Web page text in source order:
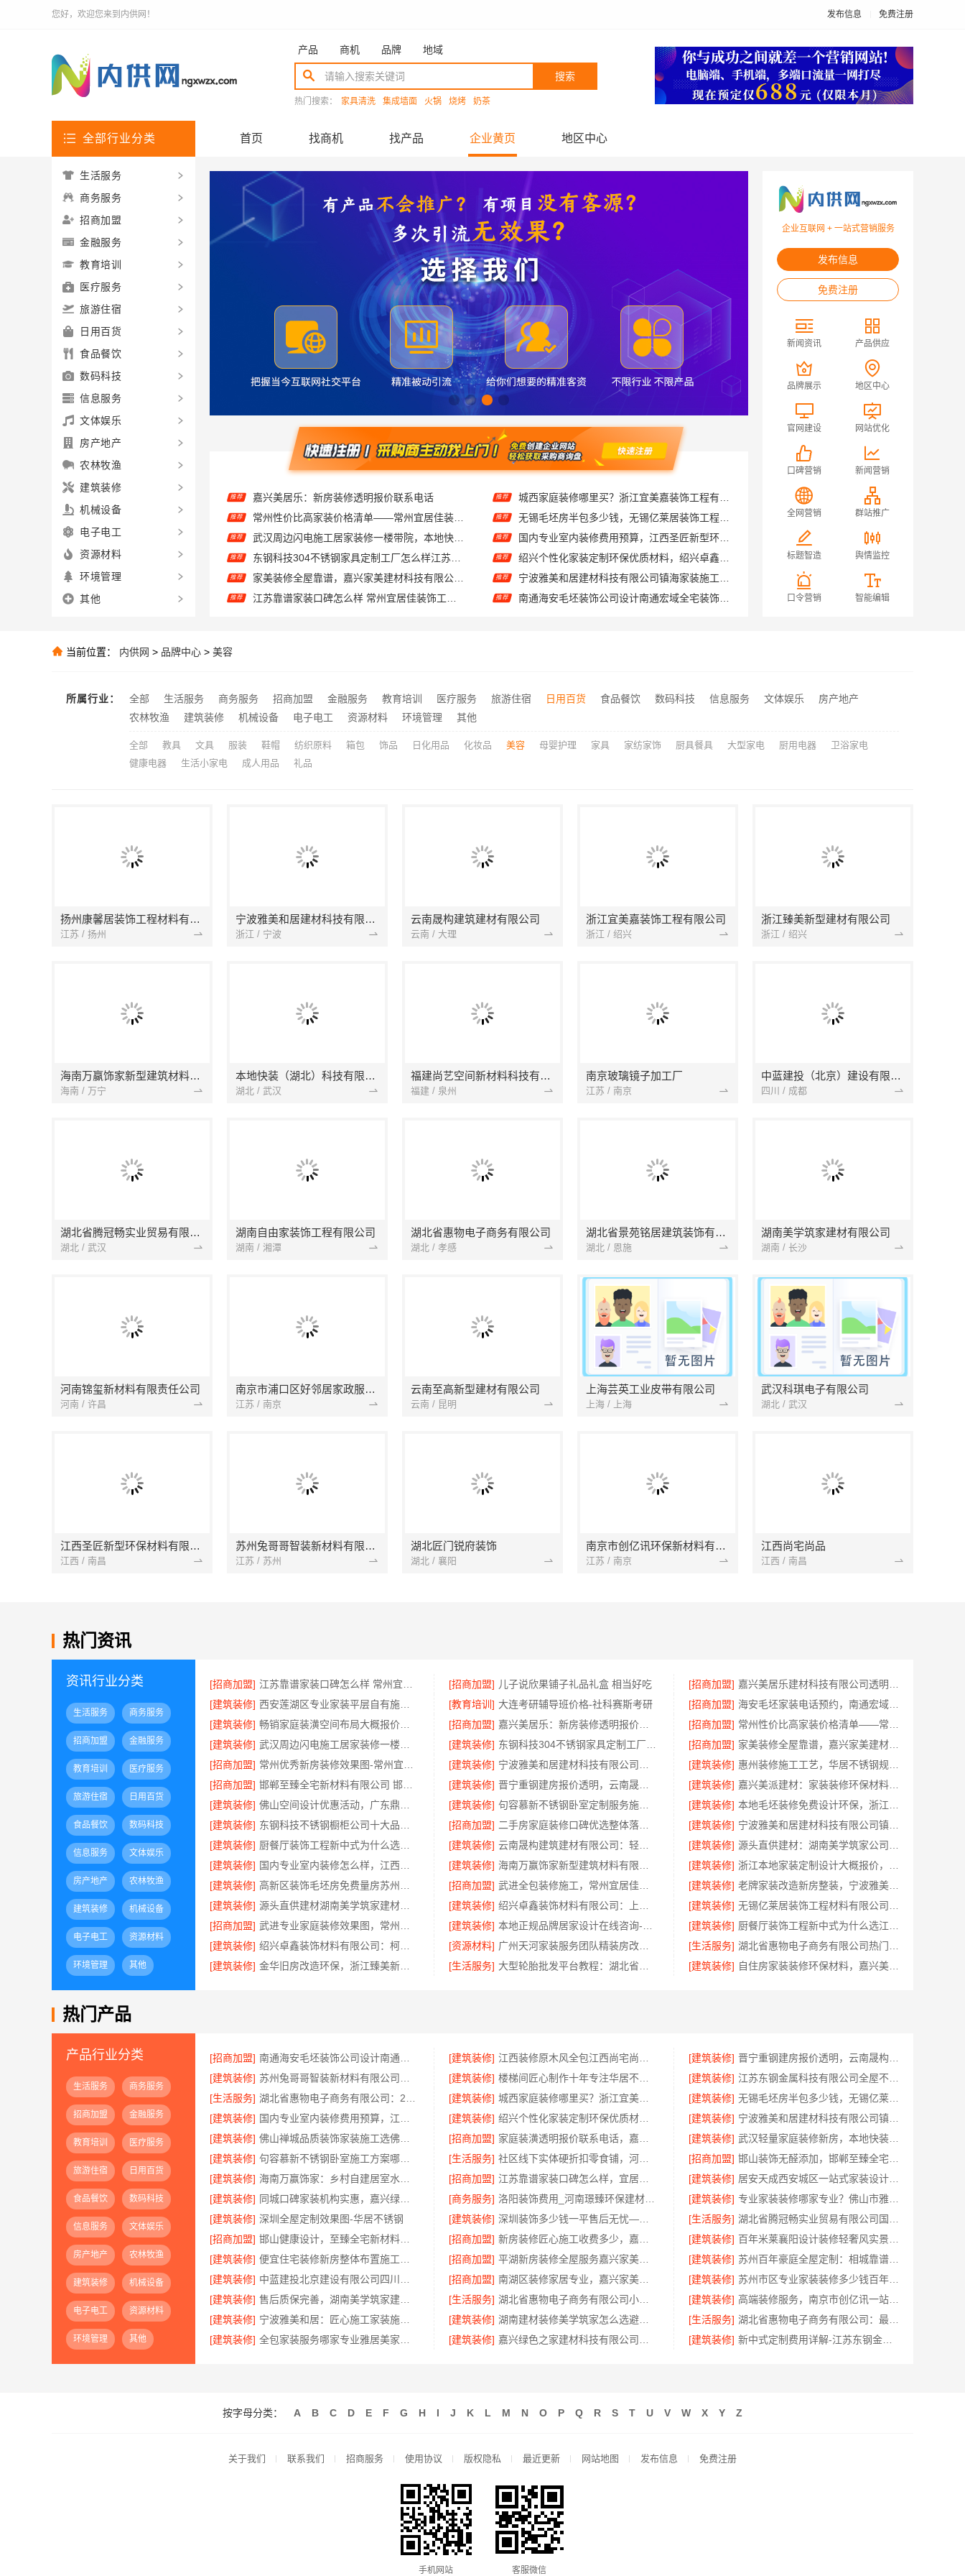
您好，欢迎您来到内供网！ 发布信息 免费注册
产品 商机 品牌 地域
搜索
热门搜索： 家具清洗 集成墙面 火锅 烧烤 奶茶
全部行业分类 首页 找商机 找产品 企业黄页 地区中心
推荐
推荐 武汉周边闪电施工居家装修一楼带院，本地快装（湖北）科技有限公司
推荐 东钢科技304不锈钢家具定制工厂怎么样江苏东钢金属科技有限公司
推荐 家美装修全屋靠谱，嘉兴家美建材科技有限公司一站式省心
推荐 江苏靠谱家装口碑怎么样 常州宜居佳装饰工程有限公司
推荐 儿子说欣果铺子礼品礼盒 相当好吃
推荐 畅销家庭装潢空间布局大概报价，浙江乐享新材料有限公司透明报价
推荐 无锡毛坯房半包多少钱，无锡亿莱居装饰工程材料有限公司
推荐 国内专业室内装修费用预算，江西圣匠新型环保材料有限公司
推荐 绍兴个性化家装定制环保优质材料，绍兴卓鑫装饰材料有限公司
推荐 宁波雅美和居建材科技有限公司镇海家装施工对接渠道
推荐 南通海安毛坯装饰公司设计南通宏域全宅装饰建材有限公司
推荐 江西装修原木风全包江西尚宅尚品新型环保材料有限公司
推荐 湖北省惠物电子商务有限公司：2025母婴用品平台优缺点测评
企业互联网 + 一站式营销服务
发布信息
免费注册
新闻资讯 产品供应
品牌展示 地区中心
官网建设 网站优化
口碑营销 新闻营销
全网营销 群站推广
标题智造 舆情监控
口令营销 智能编辑
生活服务
商务服务
招商加盟
金融服务
教育培训
医疗服务
旅游住宿
日用百货
食品餐饮
数码科技
信息服务
文体娱乐
房产地产
农林牧渔
建筑装修
机械设备
电子电工
资源材料
环境管理
其他
当前位置： 内供网 > 品牌中心 > 美容
所属行业： 全部 生活服务 商务服务 招商加盟 金融服务 教育培训 医疗服务 旅游住宿 日用百货 食品餐饮 数码科技 信息服务 文体娱乐
房产地产
农林牧渔
建筑装修 机械设备 电子电工 资源材料 环境管理 其他
全部 教具 文具 服装 鞋帽 纺织原料 箱包 饰品 日化用品 化妆品 美容 母婴护理 家具 家纺家饰 厨具餐具 大型家电 厨用电器
卫浴家电
健康电器
生活小家电 成人用品 礼品
扬州康馨居装饰工程材料有限公司
江苏 / 扬州
宁波雅美和居建材科技有限公司
浙江 / 宁波
云南晟构建筑建材有限公司
云南 / 大理
浙江宜美嘉装饰工程有限公司
浙江 / 绍兴
浙江臻美新型建材有限公司
浙江 / 绍兴
海南万赢饰家新型建筑材料有限公司
海南 / 万宁
本地快装（湖北）科技有限公司
湖北 / 武汉
福建尚艺空间新材料科技有限公司
福建 / 泉州
南京玻璃镜子加工厂
江苏 / 南京
中蓝建投（北京）建设有限公司四川第一分公司
四川 / 成都
湖北省腾冠畅实业贸易有限公司
湖北 / 武汉
湖南自由家装饰工程有限公司
湖南 / 湘潭
湖北省惠物电子商务有限公司
湖北 / 孝感
湖北省景苑铭居建筑装饰有限公司
湖北 / 恩施
湖南美学筑家建材有限公司
湖南 / 长沙
河南锦玺新材料有限责任公司
河南 / 许昌
南京市浦口区好邻居家政服务中心
江苏 / 南京
云南至高新型建材有限公司
云南 / 昆明
上海芸英工业皮带有限公司
上海 / 上海
武汉科琪电子有限公司
湖北 / 武汉
江西圣匠新型环保材料有限公司
江西 / 南昌
苏州兔哥哥智装新材料有限公司
江苏 / 苏州
湖北匠门锐府装饰
湖北 / 襄阳
南京市创亿讯环保新材料有限公司
江苏 / 南京
江西尚宅尚品
江西 / 南昌
热门资讯
资讯行业分类
生活服务 商务服务
招商加盟 金融服务
教育培训 医疗服务
旅游住宿 日用百货
食品餐饮 数码科技
信息服务 文体娱乐
房产地产 农林牧渔
建筑装修 机械设备
电子电工 资源材料
环境管理 其他
[招商加盟] [招商加盟] 儿子说欣果铺子礼品礼盒 相当好吃 [招商加盟]
[建筑装修]
[教育培训] 大连考研辅导班价格-社科赛斯考研 [招商加盟]
海安毛坯家装电话预约，南通宏域全宅装饰建材免费设计
[建筑装修]
[招商加盟] [招商加盟]
[建筑装修]
[建筑装修] [招商加盟]
家美装修全屋靠谱，嘉兴家美建材科技有限公司一站式省心
[招商加盟]
[建筑装修] [建筑装修]
[招商加盟]
[建筑装修] [建筑装修]
嘉兴美派建材：家装装修环保材料靠谱商家，正品有保障
[建筑装修]
[建筑装修] [建筑装修]
[建筑装修]
[招商加盟] [建筑装修]
宁波雅美和居建材科技有限公司镇海家装施工对接渠道
[建筑装修]
[建筑装修] [建筑装修]
[建筑装修]
[建筑装修] [建筑装修]
[建筑装修]
[招商加盟] [建筑装修]
老牌家装改造新房整装，宁波雅美和居建材科技有限公司
[建筑装修]
[建筑装修] [建筑装修]
[招商加盟]
[建筑装修] [建筑装修]
[建筑装修]
[资源材料] [生活服务]
[建筑装修]
[生活服务] [建筑装修] 自住房家装装修环保材料，嘉兴美派建材科技有限公司一线品牌正品保障
热门产品
产品行业分类
生活服务 商务服务
招商加盟 金融服务
教育培训 医疗服务
旅游住宿 日用百货
食品餐饮 数码科技
信息服务 文体娱乐
房产地产 农林牧渔
建筑装修 机械设备
电子电工 资源材料
环境管理 其他
[招商加盟] [建筑装修] [建筑装修]
[建筑装修]
[建筑装修] [建筑装修]
江苏东钢金属科技有限公司全屋不锈钢定制生产商
[生活服务]
[建筑装修] [建筑装修]
无锡毛坯房半包多少钱，无锡亿莱居装饰工程材料有限公司
[建筑装修]
[建筑装修] [建筑装修]
宁波雅美和居建材科技有限公司镇海家装施工对接渠道
[建筑装修]
[招商加盟] [建筑装修]
武汉轻量家庭装修新房，本地快装（湖北）科技有限公司透明报价
[建筑装修]
[生活服务] [招商加盟]
[建筑装修]
[招商加盟] [建筑装修]
居安天成西安城区一站式家装设计，毛坯房自有施工队
[建筑装修]
[商务服务] [建筑装修]
专业家装装修哪家专业？佛山市雅居美家装饰全流程标准化管控
[建筑装修] 深圳全屋定制效果图-华居不锈钢 [建筑装修] [生活服务]
[招商加盟]
[招商加盟] [建筑装修]
[建筑装修]
[招商加盟] [建筑装修]
苏州百年豪庭全屋定制：相城靠谱家装就近服务，拎包入住省心
[建筑装修]
[招商加盟] [建筑装修]
苏州市区专业家装装修多少钱百年豪庭新材料
[建筑装修]
[生活服务] [建筑装修]
高端装修服务，南京市创亿讯一站式家装更省心
[建筑装修]
[建筑装修] [生活服务]
湖北省惠物电子商务有限公司：最新生鲜食品网站价格
[建筑装修]
[建筑装修] [建筑装修] 新中式定制费用详解-江苏东钢金属家居有限公司
按字母分类： A B C D E F G H I J K L M N O P Q R S T U V W X Y Z
关于我们 联系我们 招商服务 使用协议 版权隐私 最近更新 网站地图 发布信息 免费注册
手机网站 客服微信